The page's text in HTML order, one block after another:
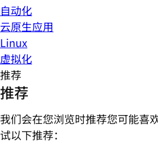
自动化
云原生应用
Linux
虚拟化
推荐
推荐
我们会在您浏览时推荐您可能喜
试以下推荐：